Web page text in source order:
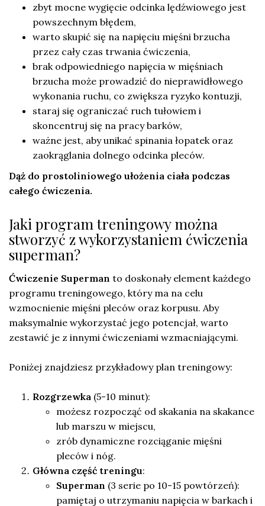
zbyt mocne wygięcie odcinka lędźwiowego jest
powszechnym błędem,
warto skupić się na napięciu mięśni brzucha
przez cały czas trwania ćwiczenia,
brak odpowiedniego napięcia w mięśniach
brzucha może prowadzić do nieprawidłowego
wykonania ruchu, co zwiększa ryzyko kontuzji,
staraj się ograniczać ruch tułowiem i
skoncentruj się na pracy barków,
ważne jest, aby unikać spinania łopatek oraz
zaokrąglania dolnego odcinka pleców.
Dąż do prostoliniowego ułożenia ciała podczas
całego ćwiczenia.
Jaki program treningowy można
stworzyć z wykorzystaniem ćwiczenia
superman?
Ćwiczenie Superman to doskonały element każdego
programu treningowego, który ma na celu
wzmocnienie mięśni pleców oraz korpusu. Aby
maksymalnie wykorzystać jego potencjał, warto
zestawić je z innymi ćwiczeniami wzmacniającymi.
Poniżej znajdziesz przykładowy plan treningowy:
Rozgrzewka (5-10 minut):
możesz rozpocząć od skakania na skakance
lub marszu w miejscu,
zrób dynamiczne rozciąganie mięśni
pleców i nóg.
Główna część treningu:
Superman (3 serie po 10-15 powtórzeń):
pamiętaj o utrzymaniu napięcia w barkach i